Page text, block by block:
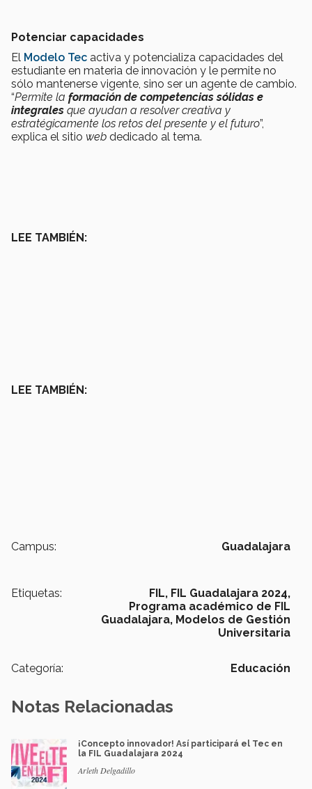
Potenciar capacidades
El Modelo Tec activa y potencializa capacidades del
estudiante en materia de innovación y le permite no
sólo mantenerse vigente, sino ser un agente de cambio.
“Permite la formación de competencias sólidas e
integrales que ayudan a resolver creativa y
estratégicamente los retos del presente y el futuro”,
explica el sitio web dedicado al tema.
LEE TAMBIÉN:
LEE TAMBIÉN:
Campus: Guadalajara
Etiquetas: FIL, FIL Guadalajara 2024,
Programa académico de FIL
Guadalajara, Modelos de Gestión
Universitaria
Categoría: Educación
Notas Relacionadas
¡Concepto innovador! Así participará el Tec en
la FIL Guadalajara 2024
Arleth Delgadillo